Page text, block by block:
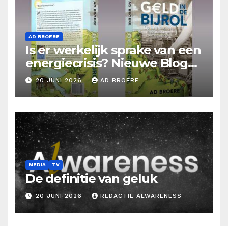
AD BROERE
Is er werkelijk sprake van een
energiecrisis? Nieuwe Blog
Ad Broere
20 JUNI 2026 AD BROERE
MEDIA TV
De definitie van geluk
20 JUNI 2026 REDACTIE ALWARENESS